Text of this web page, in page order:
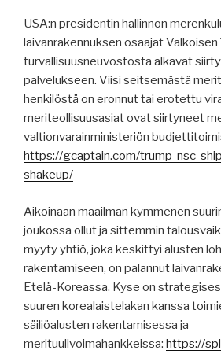
USA:n presidentin hallinnon
laivanrakennuksen osaajat Valkoisen
turvallisuusneuvostosta alkavat
palvelukseen. Viisi seitsemästä
henkilöstä on eronnut tai erotettu
meriteollisuusasiat ovat siirtyneet
valtionvarainministeriön
https://gcaptain.com/trump-nsc-
shakeup/
Aikoinaan maailman kymmenen
joukossa ollut ja sittemmin
myyty yhtiö, joka keskittyi alusten
rakentamiseen, on palannut
Etelä-Koreassa. Kyse on
suuren korealaistelakan kanssa
säiliöalusten rakentamisessa ja
merituulivoimahankkeissa: https://